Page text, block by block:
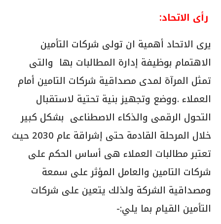
رأى الاتحاد:
يرى الاتحاد أهمية ان تولى شركات التأمين
الاهتمام بوظيفة إدارة المطالبات بها والتى
تمثل المرآة لمدى مصداقية شركات التامين أمام
العملاء .ووضع وتجهيز بنية تحتية لاستقبال
التحول الرقمى والذكاء الاصطناعى بشكل كبير
خلال المرحلة القادمة حتى إشراقة عام 2030 حيث
تعتبر مطالبات العملاء هى أساس الحكم على
شركات التامين والعامل المؤثر على سمعة
ومصداقية الشركة ولذلك يتعين على شركات
التأمين القيام بما يلي:-